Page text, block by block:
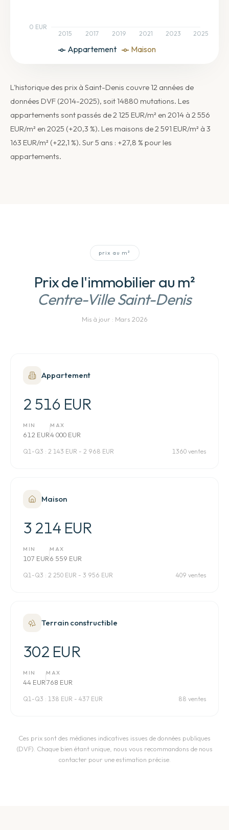
Appartement Maison
2015 2017 2019 2021 2023 2025
0 EUR
L'historique des prix à Saint-Denis couvre 12 années de
données DVF (2014-2025), soit 14880 mutations. Les
appartements sont passés de 2 125 EUR/m² en 2014 à 2 556
EUR/m² en 2025 (+20,3 %). Les maisons de 2 591 EUR/m² à 3
163 EUR/m² (+22,1 %). Sur 5 ans : +27,8 % pour les
appartements.
prix au m²
Prix de l'immobilier au m²
Centre-Ville Saint-Denis
Mis à jour : Mars 2026
Appartement
2 516 EUR
MIN
612 EUR
MAX
4 000 EUR
Q1-Q3 : 2 143 EUR - 2 968 EUR 1360 ventes
Maison
3 214 EUR
MIN
107 EUR
MAX
6 559 EUR
Q1-Q3 : 2 250 EUR - 3 956 EUR 409 ventes
Terrain constructible
302 EUR
MIN
44 EUR
MAX
768 EUR
Q1-Q3 : 138 EUR - 437 EUR 88 ventes
Ces prix sont des médianes indicatives issues de données publiques
(DVF). Chaque bien étant unique, nous vous recommandons de nous
contacter pour une estimation précise.